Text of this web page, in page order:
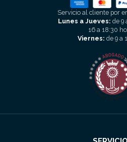
Servicio al cliente por
Lunes a Jueves: de 9
16 a 18:30
Viernes: de 9 a